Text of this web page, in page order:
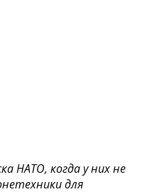
НАТО, когда у них не
для